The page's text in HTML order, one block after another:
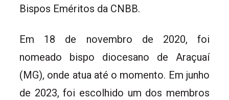
Bispos Eméritos da CNBB.
Em 18 de novembro de 2020, foi
nomeado bispo diocesano de Araçuaí
(MG), onde atua até o momento. Em junho
de 2023, foi escolhido um dos membros